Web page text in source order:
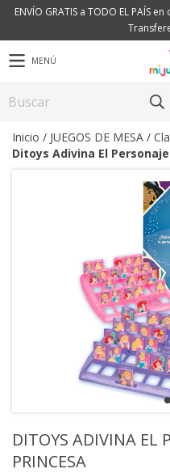
ENVÍO GRATIS a TODO EL PAÍS
MENÚ
Inicio / JUEGOS DE MESA /
Ditoys Adivina El
DITOYS ADIVINA EL
PRINCESA